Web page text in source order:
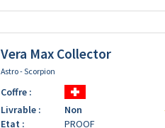
Vera Max Collector
Astro - Scorpion
Coffre :
Livrable :
Non
Etat :
PROOF